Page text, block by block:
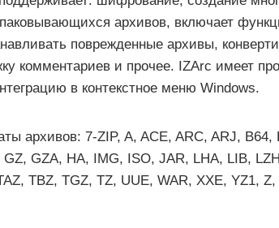
архивов, включает
поврежденные архивы,
комментариев и прочее. IZArc имеет
в контекстное меню Windows.
архивов: 7-ZIP, A, ACE, ARC, ARJ, B64,
GZA, HA, IMG, ISO, JAR, LHA, LIB,
TBZ, TGZ, TZ, UUE, WAR, XXE, YZ1, Z,